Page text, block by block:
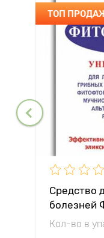
ТОП
Средство
болезней
Кол-во в